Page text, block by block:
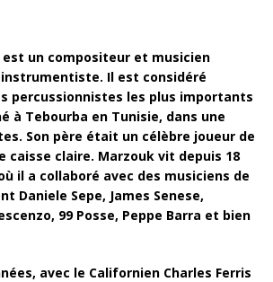
est un compositeur et musicien
Il est considéré
percussionnistes les plus importants
à Tebourba en Tunisie, dans une
Son père était un célèbre joueur de
caisse claire. Marzouk vit depuis 18
il a collaboré avec des musiciens de
Daniele Sepe, James Senese,
99 Posse, Peppe Barra et bien
avec le Californien Charles Ferris